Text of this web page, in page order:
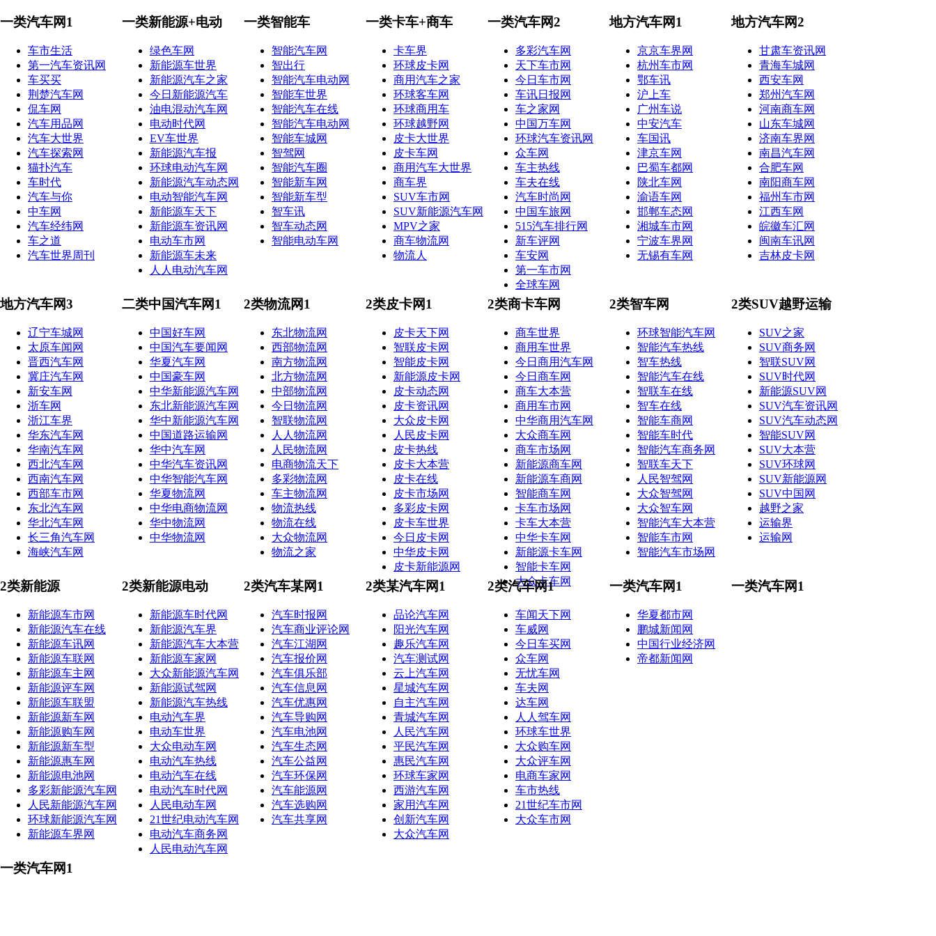
一类汽车网1
车市生活
第一汽车资讯网
车买买
荆楚汽车网
侃车网
汽车用品网
汽车大世界
汽车探索网
猫扑汽车
车时代
汽车与你
中车网
汽车经纬网
车之道
汽车世界周刊
一类新能源+电动
绿色车网
新能源车世界
新能源汽车之家
今日新能源汽车
油电混动汽车网
电动时代网
EV车世界
新能源汽车报
环球电动汽车网
新能源汽车动态网
电动智能汽车网
新能源车天下
新能源车资讯网
电动车市网
新能源车未来
人人电动汽车网
一类智能车
智能汽车网
智出行
智能汽车电动网
智能车世界
智能汽车在线
智能汽车电动网
智能车城网
智驾网
智能汽车圈
智能新车网
智能新车型
智车讯
智车动态网
智能电动车网
一类卡车+商车
卡车界
环球皮卡网
商用汽车之家
环球客车网
环球商用车
环球越野网
皮卡大世界
皮卡车网
商用汽车大世界
商车界
SUV车市网
SUV新能源汽车网
MPV之家
商车物流网
物流人
一类汽车网2
多彩汽车网
天下车市网
今日车市网
车讯日报网
车之家网
中国万车网
环球汽车资讯网
众车网
车主热线
车夫在线
汽车时尚网
中国车旅网
515汽车排行网
新车评网
车安网
第一车市网
全球车网
地方汽车网1
京京车界网
杭州车市网
鄂车讯
沪上车
广州车说
中安汽车
车国讯
津京车网
巴蜀车都网
陕北车网
渝语车网
邯郸车态网
湘城车市网
宁波车界网
无锡有车网
地方汽车网2
甘肃车资讯网
青海车城网
西安车网
郑州汽车网
河南商车网
山东车城网
济南车界网
南昌汽车网
合肥车网
南阳商车网
福州车市网
江西车网
皖徽车汇网
闽南车讯网
吉林皮卡网
地方汽车网3
辽宁车城网
太原车闻网
晋西汽车网
冀庄汽车网
新安车网
浙车网
浙江车界
华东汽车网
华南汽车网
西北汽车网
西南汽车网
西部车市网
东北汽车网
华北汽车网
长三角汽车网
海峡汽车网
二类中国汽车网1
中国好车网
中国汽车要闻网
华夏汽车网
中国豪车网
中华新能源汽车网
东北新能源汽车网
华中新能源汽车网
中国道路运输网
华中汽车网
中华汽车资讯网
中华智能汽车网
华夏物流网
中华电商物流网
华中物流网
中华物流网
2类物流网1
东北物流网
西部物流网
南方物流网
北方物流网
中部物流网
今日物流网
智联物流网
人人物流网
人民物流网
电商物流天下
多彩物流网
车主物流网
物流热线
物流在线
大众物流网
物流之家
2类皮卡网1
皮卡天下网
智联皮卡网
智能皮卡网
新能源皮卡网
皮卡动态网
皮卡资讯网
大众皮卡网
人民皮卡网
皮卡热线
皮卡大本营
皮卡在线
皮卡市场网
多彩皮卡网
皮卡车世界
今日皮卡网
中华皮卡网
皮卡新能源网
2类商卡车网
商车世界
商用车世界
今日商用汽车网
今日商车网
商车大本营
商用车市网
中华商用汽车网
大众商车网
商车市场网
新能源商车网
新能源车商网
智能商车网
卡车市场网
卡车大本营
中华卡车网
新能源卡车网
智能卡车网
大众卡车网
2类智车网
环球智能汽车网
智能汽车热线
智车热线
智能汽车在线
智联车在线
智车在线
智能车商网
智能车时代
智能汽车商务网
智联车天下
人民智驾网
大众智驾网
大众智车网
智能汽车大本营
智能车市网
智能汽车市场网
2类SUV越野运输
SUV之家
SUV商务网
智联SUV网
SUV时代网
新能源SUV网
SUV汽车资讯网
SUV汽车动态网
智能SUV网
SUV大本营
SUV环球网
SUV新能源网
SUV中国网
越野之家
运输界
运输网
2类新能源
新能源车市网
新能源汽车在线
新能源车讯网
新能源车联网
新能源车主网
新能源评车网
新能源车联盟
新能源新车网
新能源购车网
新能源新车型
新能源惠车网
新能源电池网
多彩新能源汽车网
人民新能源汽车网
环球新能源汽车网
新能源车界网
2类新能源电动
新能源车时代网
新能源汽车界
新能源汽车大本营
新能源车家网
大众新能源汽车网
新能源试驾网
新能源汽车热线
电动汽车界
电动车世界
大众电动车网
电动汽车热线
电动汽车在线
电动汽车时代网
人民电动车网
21世纪电动汽车网
电动汽车商务网
人民电动汽车网
2类汽车某网1
汽车时报网
汽车商业评论网
汽车江湖网
汽车报价网
汽车俱乐部
汽车信息网
汽车优惠网
汽车导购网
汽车电池网
汽车生态网
汽车公益网
汽车环保网
汽车能源网
汽车选购网
汽车共享网
2类某汽车网1
品论汽车网
阳光汽车网
趣乐汽车网
汽车测试网
云上汽车网
星城汽车网
自主汽车网
青城汽车网
人民汽车网
平民汽车网
惠民汽车网
环球车家网
西游汽车网
家用汽车网
创新汽车网
大众汽车网
2类汽车网1
车闻天下网
车威网
今日车买网
众车网
无忧车网
车夫网
达车网
人人驾车网
环球车世界
大众购车网
大众评车网
电商车家网
车市热线
21世纪车市网
大众车市网
一类汽车网1
华夏都市网
鹏城新闻网
中国行业经济网
帝都新闻网
一类汽车网1
一类汽车网1